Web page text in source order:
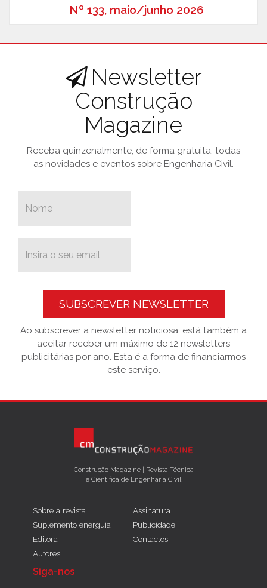
Nº 133, maio/junho 2026
Newsletter
Construção
Magazine
Receba quinzenalmente, de forma gratuita, todas
as novidades e eventos sobre Engenharia Civil.
SUBSCREVER NEWSLETTER
Ao subscrever a newsletter noticiosa, está também a
aceitar receber um máximo de 12 newsletters
publicitárias por ano. Esta é a forma de financiarmos
este serviço.
Construção Magazine | Revista Técnica
e Científica de Engenharia Civil
Sobre a revista
Suplemento energuia
Editora
Autores
Assinatura
Publicidade
Contactos
Siga-nos